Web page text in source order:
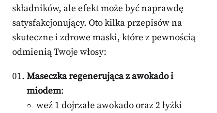
składników, ale efekt może być naprawdę
satysfakcjonujący. Oto kilka przepisów na
skuteczne i zdrowe maski, które z pewnością
odmienią Twoje włosy:
Maseczka regenerująca z awokado i
miodem:
weź 1 dojrzałe awokado oraz 2 łyżki